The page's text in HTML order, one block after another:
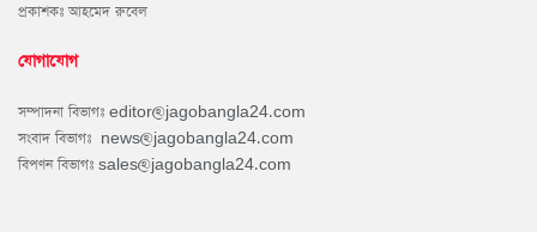
প্রকাশকঃ আহমেদ রুবেল
যোগাযোগ
সম্পাদনা বিভাগঃ editor@jagobangla24.com
সংবাদ বিভাগঃ news@jagobangla24.com
বিপণন বিভাগঃ sales@jagobangla24.com